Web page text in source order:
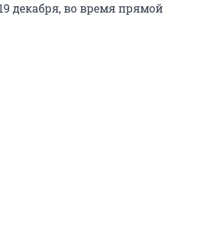
декабря, во время прямой